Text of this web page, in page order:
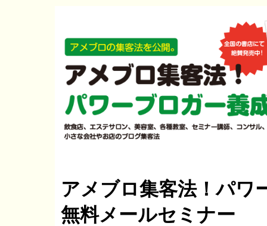
アメブロ集客法！パワ
無料メールセミナー